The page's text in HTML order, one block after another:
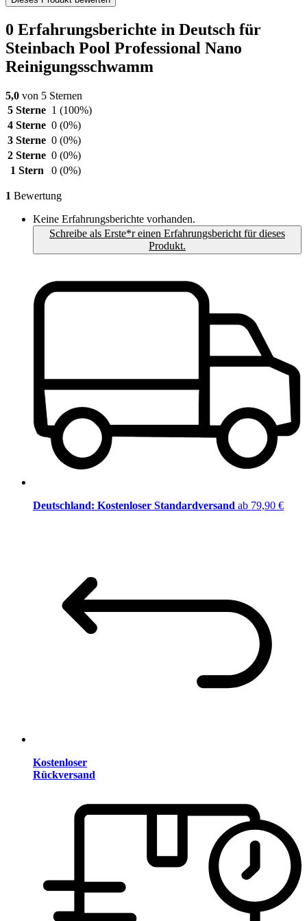
0 Erfahrungsberichte in Deutsch für
Steinbach Pool Professional Nano
Reinigungsschwamm
5,0 von 5 Sternen
5 Sterne 1 (100%)
4 Sterne 0 (0%)
3 Sterne 0 (0%)
2 Sterne 0 (0%)
1 Stern
0 (0%)
1 Bewertung
Keine Erfahrungsberichte vorhanden.
Schreibe als Erste*r einen Erfahrungsbericht für dieses
Produkt.
Deutschland: Kostenloser Standardversand ab 79,90 €
Kostenloser
Rückversand